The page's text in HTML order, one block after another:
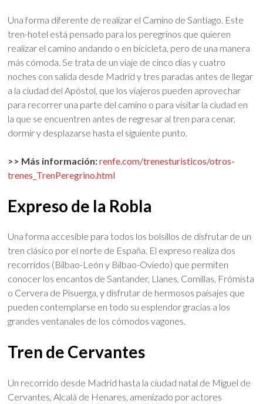
Una forma diferente de realizar el Camino de Santiago. Este
tren-hotel está pensado para los peregrinos que quieren
realizar el camino andando o en bicicleta, pero de una manera
más cómoda. Se trata de un viaje de cinco días y cuatro
noches con salida desde Madrid y tres paradas antes de llegar
a la ciudad del Apóstol, que los viajeros pueden aprovechar
para recorrer una parte del camino o para visitar la ciudad en
la que se encuentren antes de regresar al tren para cenar,
dormir y desplazarse hasta el siguiente punto.
>> Más información:renfe.com/trenesturisticos/otros-
trenes_TrenPeregrino.html
Expreso de la Robla
Una forma accesible para todos los bolsillos de disfrutar de un
tren clásico por el norte de España. El expreso realiza dos
recorridos (Bilbao-León y Bilbao-Oviedo) que permiten
conocer los encantos de Santander, Llanes, Comillas, Frómista
o Cervera de Pisuerga, y disfrutar de hermosos paisajes que
pueden contemplarse en todo su esplendor gracias a los
grandes ventanales de los cómodos vagones.
Tren de Cervantes
Un recorrido desde Madrid hasta la ciudad natal de Miguel de
Cervantes, Alcalá de Henares, amenizado por actores